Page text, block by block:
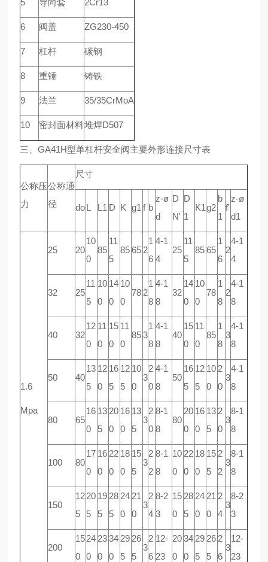
5 导向套 2Cr13
6 阀盖 ZG230-450
7 杠杆 碳钢
8 重锤 铸铁
9 法兰 35/35CrMoA
10 密封面材料堆焊D507
三、GA41H型单杠杆安全阀主要外形连接尺寸表
公称压
力
公称通
径
尺寸
doL L1 D K g1 f b
z-ø
d
D
N'
D
1
K1 g2
b
1
f'
z-ø
d1
1.6
Mpa
25 20
10
0
85
11
5
85 65 2
1
6
4-1
4
25
11
5
85 65
1
6
2
4-1
4
32 25
11
5
10
0
14
0
10
0
78 2
1
8
4-1
8
32
14
0
10
0
78
1
8
2
4-1
8
40 32
12
0
11
0
15
0
11
0
85 3
1
8
4-1
8
40
15
0
11
0
85
1
8
3
4-1
8
50 40
13
5
12
0
16
5
12
5
10
0
3
2
0
4-1
8
50
16
5
12
5
10
0
2
0
3
4-1
8
80 65
16
0
13
5
20
0
16
0
13
5
3
2
0
8-1
8
80
20
0
16
0
13
5
2
0
3
8-1
8
100 80
17
0
16
0
22
0
18
0
15
5
3
2
2
8-1
8
10
0
22
0
18
0
15
5
2
2
3
8-1
8
150
12
5
20
5
19
5
28
5
24
0
21
0
3
2
4
8-2
3
15
0
28
5
24
0
21
0
2
4
3
8-2
3
200
15
0
24
0
23
0
34
0
29
5
26
5
3
2
6
12-
23
20
0
34
0
29
5
26
5
2
6
3
12-
23